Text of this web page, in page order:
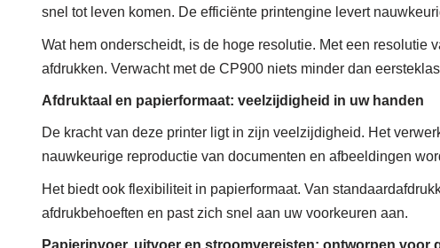
snel tot leven komen. De efficiënte printengine levert
Wat hem onderscheidt, is de hoge resolutie. Met een resolutie
afdrukken. Verwacht met de CP900 niets minder dan
Afdruktaal en papierformaat: veelzijdigheid in uw handen
De kracht van deze printer ligt in zijn veelzijdigheid. Het
nauwkeurige reproductie van documenten en afbeeldingen
Het biedt ook flexibiliteit in papierformaat. Van
afdrukbehoeften en past zich snel aan uw voorkeuren aan.